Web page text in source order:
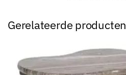
Gerelateerde producten